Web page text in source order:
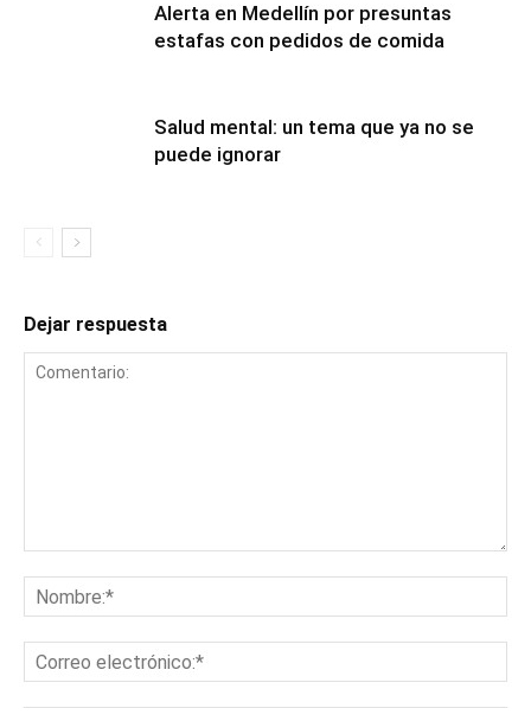
Alerta en Medellín por presuntas
estafas con pedidos de comida
Salud mental: un tema que ya no se
puede ignorar
Dejar respuesta